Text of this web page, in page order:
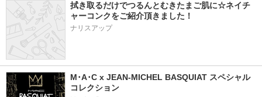
拭き取るだけでつるんとむきたまご肌に☆ネイチ
ャーコンクをご紹介頂きました！
ナリスアップ
M･A･C x JEAN-MICHEL BASQUIAT スペシャル
コレクション